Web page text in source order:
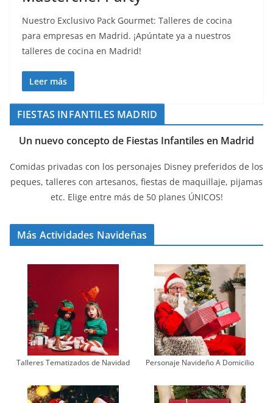
Nuestro Exclusivo Pack Gourmet: Talleres de cocina
para empresas en Madrid. ¡Apúntate ya a nuestros
talleres de cocina en Madrid!
Leer más
FIESTAS INFANTILES MADRID
Un nuevo concepto de Fiestas Infantiles en Madrid
Comidas privadas con los personajes Disney preferidos de los
peques, talleres con artesanos, fiestas de maquillaje, pijamas
etc. Elige entre más de 50 planes ÚNICOS!
Más Actividades Navideñas
Talleres Tematizados de Navidad Personaje Navideño A Domicilio